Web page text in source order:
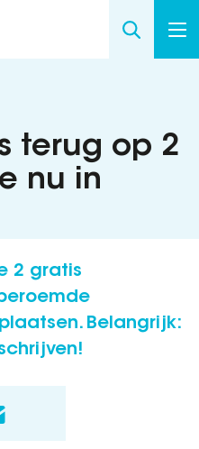
terug op 2
nu in
2 gratis
Belangrijk: